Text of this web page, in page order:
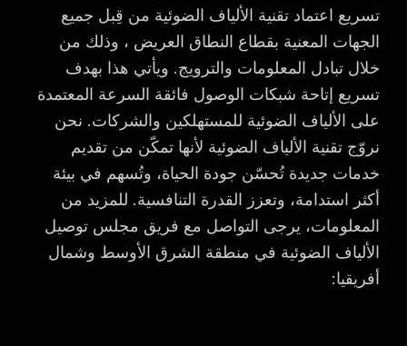
تسريع اعتماد تقنية الألياف الضوئية من قِبل جميع
الجهات المعنية بقطاع النطاق العريض ، وذلك من
خلال تبادل المعلومات والترويج. ويأتي هذا بهدف
تسريع إتاحة شبكات الوصول فائقة السرعة المعتمدة
على الألياف الضوئية للمستهلكين والشركات. نحن
نروّج تقنية الألياف الضوئية لأنها تمكّن من تقديم
خدمات جديدة تُحسّن جودة الحياة، وتُسهم في بيئة
أكثر استدامة، وتعزز القدرة التنافسية. للمزيد من
المعلومات، يرجى التواصل مع فريق مجلس توصيل
الألياف الضوئية في منطقة الشرق الأوسط وشمال
أفريقيا: